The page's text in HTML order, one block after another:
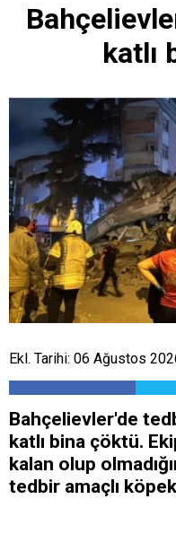
katlı
Ekl. Tarihi: 06 Ağustos
Bahçelievler'de
katlı bina çöktü.
kalan olup
tedbir amaçlı